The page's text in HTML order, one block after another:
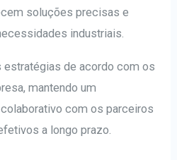
soluções precisas e
industriais.
de acordo com os
mantendo um
com os parceiros
a longo prazo.